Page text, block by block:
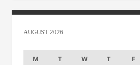
AUGUST 2026
M T W T F